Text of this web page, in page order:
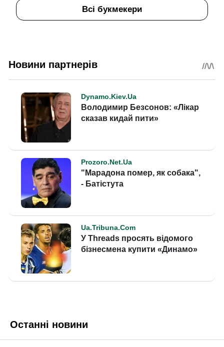
Всі букмекери
Останні новини